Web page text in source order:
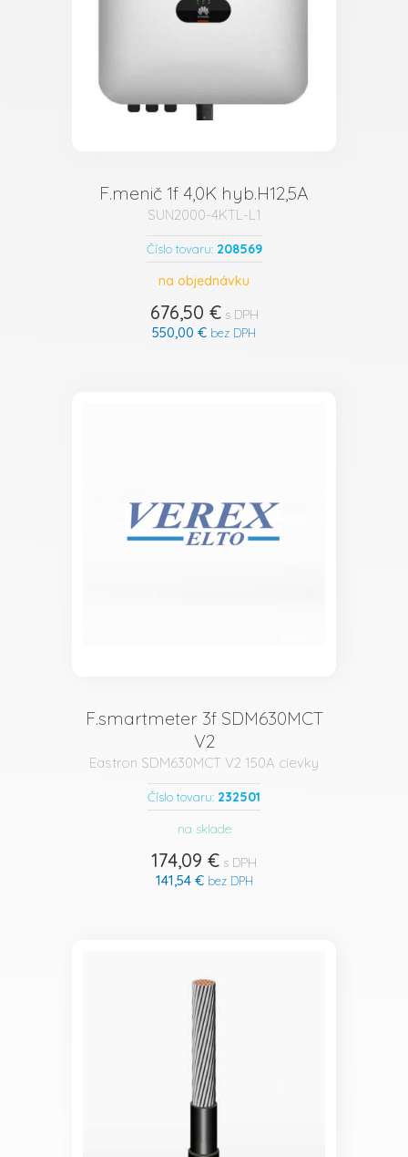
F.menič 1f 4,0K hyb.H12,5A
SUN2000-4KTL-L1
Číslo tovaru: 208569
na objednávku
676,50 €s DPH
550,00 € bez DPH
F.smartmeter 3f SDM630MCT
V2
Eastron SDM630MCT V2 150A cievky
Číslo tovaru: 232501
na sklade
174,09 € s DPH
141,54 €bez DPH